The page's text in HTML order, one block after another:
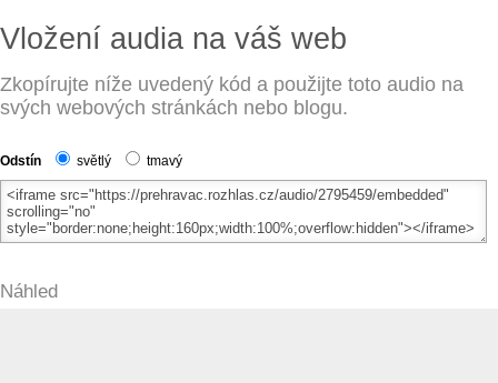
Vložení audia na váš web
Zkopírujte níže uvedený kód a použijte toto audio na
svých webových stránkách nebo blogu.
Odstín světlý tmavý
Náhled